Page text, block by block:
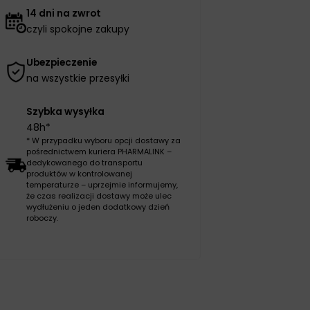
14 dni na zwrot
czyli spokojne zakupy
Ubezpieczenie
na wszystkie przesyłki
Szybka wysyłka
48h*
* W przypadku wyboru opcji dostawy za
pośrednictwem kuriera PHARMALINK –
dedykowanego do transportu
produktów w kontrolowanej
temperaturze – uprzejmie informujemy,
że czas realizacji dostawy może ulec
wydłużeniu o jeden dodatkowy dzień
roboczy.